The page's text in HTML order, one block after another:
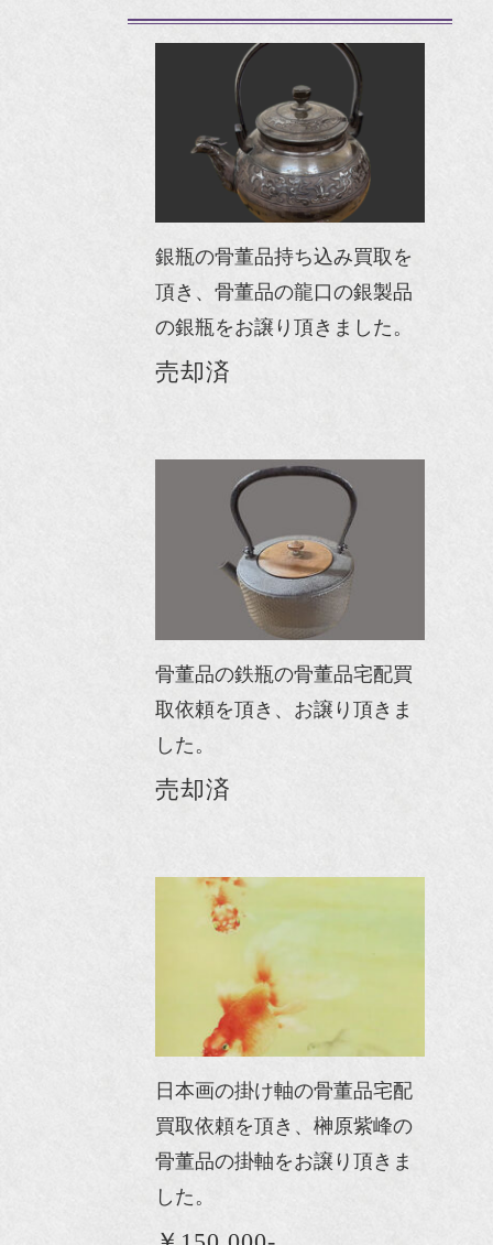
銀瓶の骨董品持ち込み買取を
頂き、骨董品の龍口の銀製品
の銀瓶をお譲り頂きました。
売却済
骨董品の鉄瓶の骨董品宅配買
取依頼を頂き、お譲り頂きま
した。
売却済
日本画の掛け軸の骨董品宅配
買取依頼を頂き、榊原紫峰の
骨董品の掛軸をお譲り頂きま
した。